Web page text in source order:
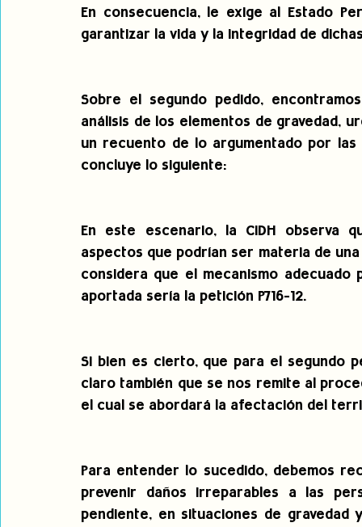
En consecuencia, le exige al Estado
garantizar la vida y la integridad de
Sobre el segundo pedido,
análisis de los elementos de gravedad,
un recuento de lo argumentado por las
concluye lo siguiente:
En este escenario, la CIDH observa
aspectos que podrían ser materia de
considera que el mecanismo
aportada sería la petición P716-12.
Si bien es cierto, que para el segundo
claro también que se nos remite al
el cual se abordará la afectación del
Para entender lo sucedido, debemos
prevenir daños irreparables a las
pendiente, en situaciones de